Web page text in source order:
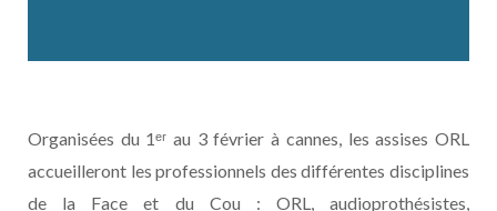
Organisées du 1ᵉʳ au 3 février à cannes, les assises ORL
accueilleront les professionnels des différentes disciplines
de la Face et du Cou : ORL, audioprothésistes,